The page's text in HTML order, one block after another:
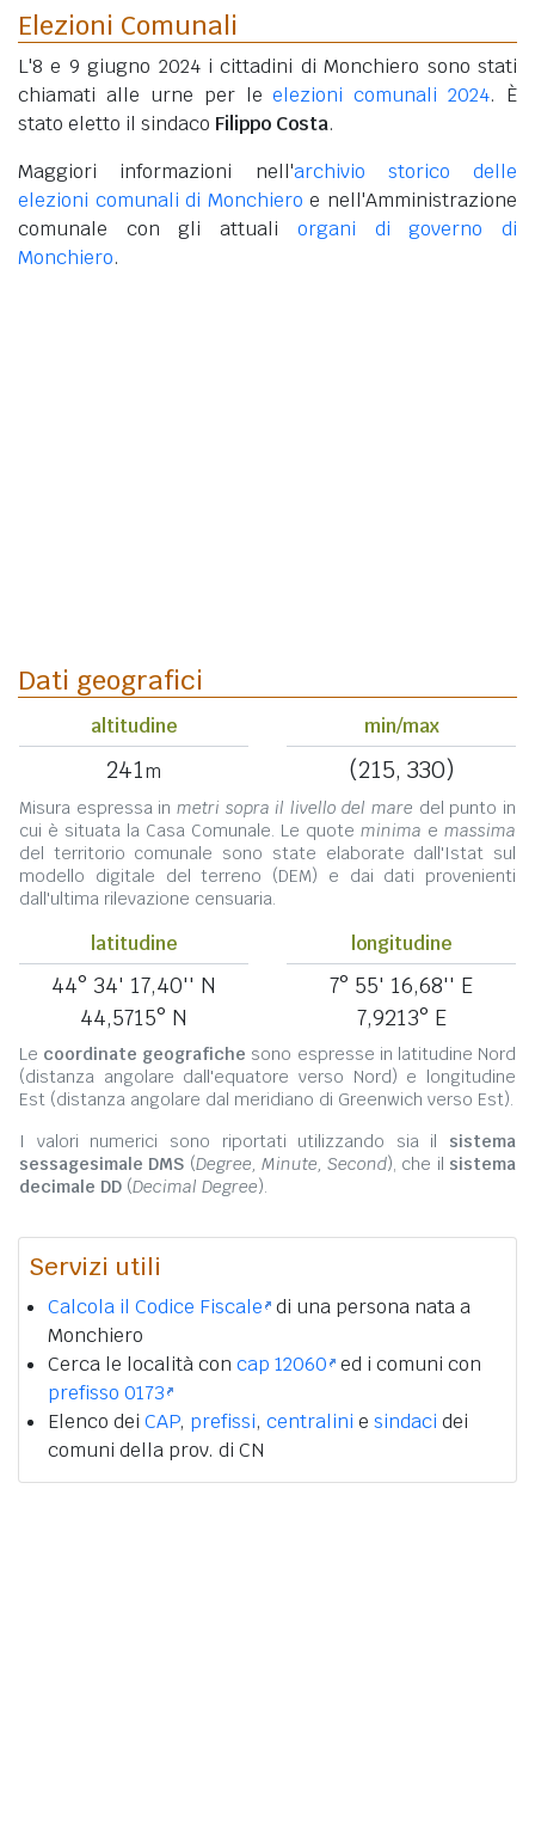
Elezioni Comunali
L'8 e 9 giugno 2024 i cittadini di Monchiero sono stati
chiamati alle urne per leelezioni comunali 2024. È
stato eletto il sindaco Filippo Costa.
Maggiori informazioni nell'archivio storico delle
elezioni comunali di Monchiero e nell'Amministrazione
comunale con gli attuali organi di governo di
Monchiero.
Dati geografici
altitudine
241m
min/max
(215, 330)
Misura espressa in metri sopra il livello del mare del punto in
cui è situata la Casa Comunale. Le quote minima e massima
del territorio comunale sono state elaborate dall'Istat sul
modello digitale del terreno (DEM) e dai dati provenienti
dall'ultima rilevazione censuaria.
latitudine
44° 34' 17,40'' N
44,5715° N
longitudine
7° 55' 16,68'' E
7,9213° E
Le coordinate geografiche sono espresse in latitudine Nord
(distanza angolare dall'equatore verso Nord) e longitudine
Est (distanza angolare dal meridiano di Greenwich verso Est).
I valori numerici sono riportati utilizzando sia il sistema
sessagesimale DMS (Degree, Minute, Second), che il sistema
decimale DD (Decimal Degree).
Servizi utili
Calcola il Codice Fiscale di una persona nata a
Monchiero
Cerca le località con cap 12060 ed i comuni con
prefisso 0173
Elenco dei CAP, prefissi, centralini e sindaci dei
comuni della prov. di CN